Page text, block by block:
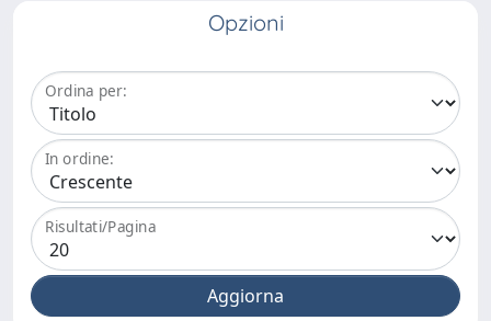
Opzioni
Ordina per:
In ordine:
Risultati/Pagina